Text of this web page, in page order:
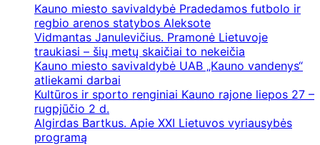
Kauno miesto savivaldybė Pradedamos futbolo ir
regbio arenos statybos Aleksote
Vidmantas Janulevičius. Pramonė Lietuvoje
traukiasi – šių metų skaičiai to nekeičia
Kauno miesto savivaldybė UAB „Kauno vandenys“
atliekami darbai
Kultūros ir sporto renginiai Kauno rajone liepos 27 –
rugpjūčio 2 d.
Algirdas Bartkus. Apie XXI Lietuvos vyriausybės
programą